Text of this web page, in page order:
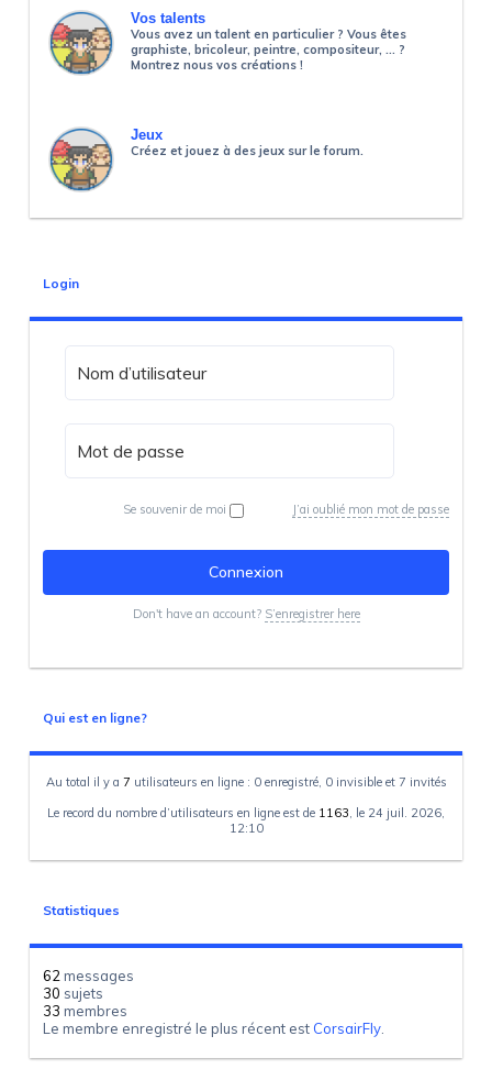
Vos talents
Vous avez un talent en particulier ? Vous êtes
graphiste, bricoleur, peintre, compositeur, ... ?
Montrez nous vos créations !
Jeux
Créez et jouez à des jeux sur le forum.
Login
Se souvenir de moi J’ai oublié mon mot de passe
Don't have an account? S’enregistrer here
Qui est en ligne?
Au total il y a 7 utilisateurs en ligne : 0 enregistré, 0 invisible et 7 invités
Le record du nombre d’utilisateurs en ligne est de 1163 , le 24 juil. 2026,
12:10
Statistiques
62messages
30 sujets
33 membres
Le membre enregistré le plus récent est CorsairFly.